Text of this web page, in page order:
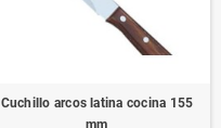
Cuchillo arcos latina cocina 155
mm